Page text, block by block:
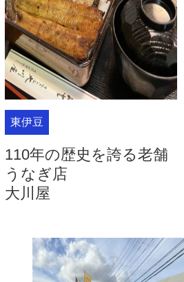
東伊豆
110年の歴史を誇る老舗
うなぎ店
大川屋